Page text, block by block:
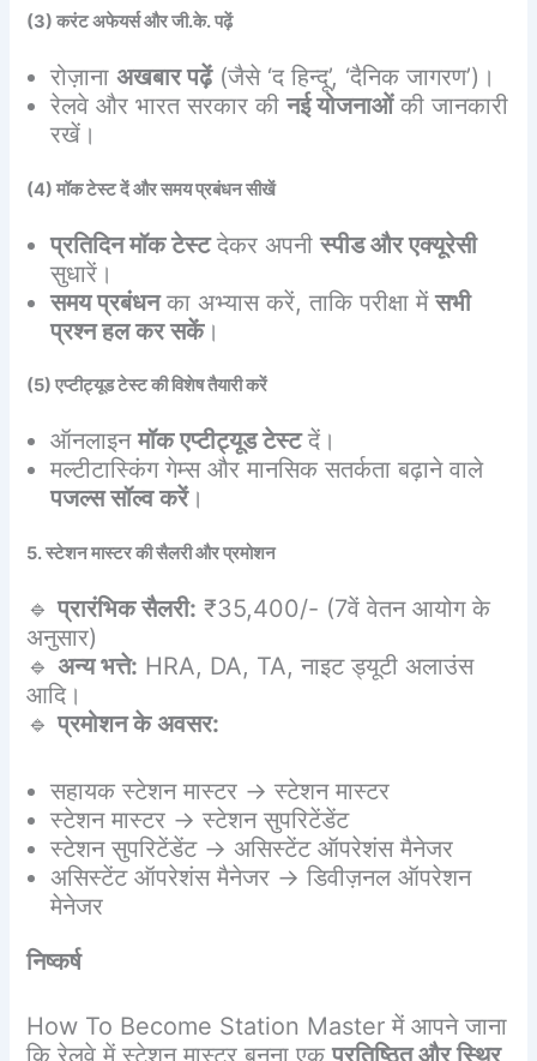
(3) करंट अफेयर्स और जी.के. पढ़ें
रोज़ानाअखबार पढ़ें(जैसे ‘द हिन्दू’, ‘दैनिक जागरण’)।
रेलवे और भारत सरकार कीनई योजनाओंकी जानकारी
रखें।
(4) मॉक टेस्ट दें और समय प्रबंधन सीखें
प्रतिदिन मॉक टेस्टदेकर अपनीस्पीड और एक्यूरेसी
सुधारें।
समय प्रबंधनका अभ्यास करें, ताकि परीक्षा मेंसभी
प्रश्न हल कर सकें।
(5) एप्टीट्यूड टेस्ट की विशेष तैयारी करें
ऑनलाइनमॉक एप्टीट्यूड टेस्टदें।
मल्टीटास्किंग गेम्स और मानसिक सतर्कता बढ़ाने वाले
पजल्स सॉल्व करें।
5. स्टेशन मास्टर की सैलरी और प्रमोशन
🔹प्रारंभिक सैलरी: ₹35,400/- (7वें वेतन आयोग के
अनुसार)
🔹अन्य भत्ते: HRA, DA, TA, नाइट ड्यूटी अलाउंस
आदि।
🔹प्रमोशन के अवसर:
सहायक स्टेशन मास्टर → स्टेशन मास्टर
स्टेशन मास्टर → स्टेशन सुपरिटेंडेंट
स्टेशन सुपरिटेंडेंट → असिस्टेंट ऑपरेशंस मैनेजर
असिस्टेंट ऑपरेशंस मैनेजर → डिवीज़नल ऑपरेशन
मेनेजर
निष्कर्ष
How To Become Station Master में आपने जाना
कि रेलवे में स्टेशन मास्टर बनना एकप्रतिष्ठित और स्थिर